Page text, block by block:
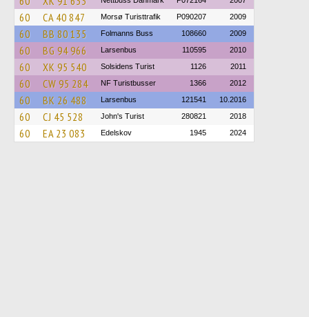
60 CA 40 847 Morsø Turisttrafik P090207 2009
60 BB 80 135 Folmanns Buss 108660 2009
60 BG 94 966 Larsenbus 110595 2010
60 XK 95 540 Solsidens Turist 1126 2011
60 CW 95 284 NF Turistbusser 1366 2012
60 BK 26 488 Larsenbus 121541 10.2016
60 CJ 45 528 John's Turist 280821 2018
60 EA 23 083 Edelskov 1945 2024